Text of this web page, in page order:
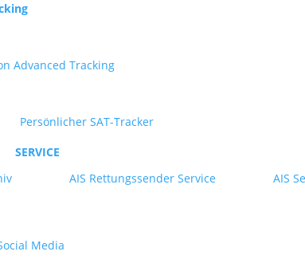
Advanced Tracking
Persönlicher SAT-Tracker
SERVICE
AIS Rettungssender Service
AIS
Media